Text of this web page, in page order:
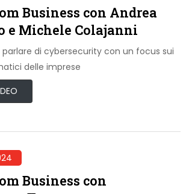
Business con Andrea
e Michele Colajanni
di cybersecurity con un focus sui
delle imprese
Business con